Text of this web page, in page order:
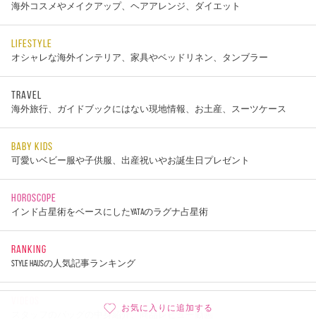
お気に入りに追加する
海外コスメやメイクアップ、ヘアアレンジ、ダイエット
LIFESTYLE
オシャレな海外インテリア、家具やベッドリネン、タンブラー
TRAVEL
海外旅行、ガイドブックにはない現地情報、お土産、スーツケース
BABY KIDS
可愛いベビー服や子供服、出産祝いやお誕生日プレゼント
HOROSCOPE
インド占星術をベースにしたYATAのラグナ占星術
RANKING
STYLE HAUSの人気記事ランキング
スタッフのバッグの中身紹介、商品レビュー動画